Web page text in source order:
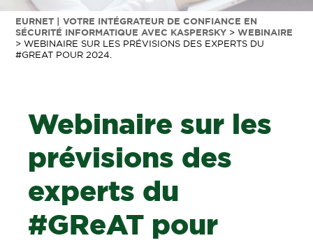
EURNET | VOTRE INTÉGRATEUR DE CONFIANCE EN
SÉCURITÉ INFORMATIQUE AVEC KASPERSKY >WEBINAIRE
>WEBINAIRE SUR LES PRÉVISIONS DES EXPERTS DU
#GREAT POUR 2024.
Webinaire sur les
prévisions des
experts du
#GReAT pour